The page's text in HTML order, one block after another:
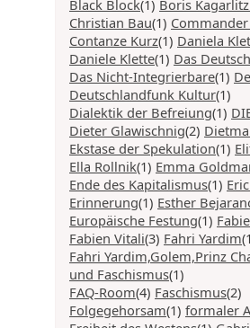
Black Block(1) Boris
Christian Bau(1)
Contanze Kurz(1) Daniela
Daniele Klette(1) Das
Das Nicht-Integrierbare(1)
Deutschlandfunk Kultur(1)
Dialektik der Befreiung(1)
Dieter Glawischnig(2)
Ekstase der Spekulation(1)
Ella Rollnik(1) Emma
Ende des Kapitalismus(1)
Erinnerung(1) Esther
Europäische Festung(1)
Fabien Vitali(3) Fahri Yardim
Fahri Yardim,Golem,Prinz
und Faschismus(1)
FAQ-Room(4) Faschismus(2)
Folgegehorsam(1) formaler